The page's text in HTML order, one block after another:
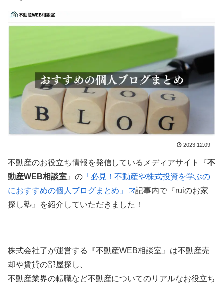
2023.12.09
不動産のお役立ち情報を発信しているメディアサイト『不
動産WEB相談室 』の 「必見！不動産や株式投資を学ぶの
におすすめの個人ブログまとめ」
記事内で『ruiのお家
探し塾』を紹介していただきました！
株式会社了が運営する『不動産WEB相談室』は不動産売
却や賃貸の部屋探し、
不動産業界の転職など不動産についてのリアルなお役立ち